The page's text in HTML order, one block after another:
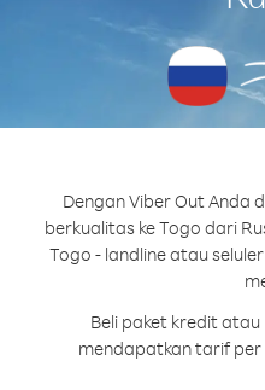
Dengan Viber Out Anda
berkualitas ke Togo dari
Togo - landline atau
Beli paket kredit
mendapatkan tarif